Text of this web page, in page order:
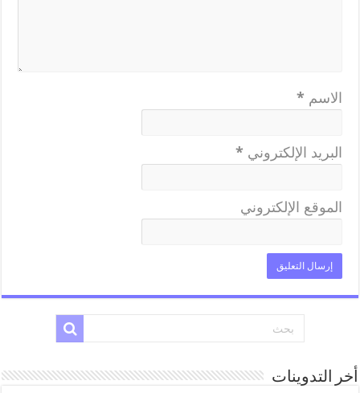
الاسم *
البريد الإلكتروني *
الموقع الإلكتروني
أخر التدوينات